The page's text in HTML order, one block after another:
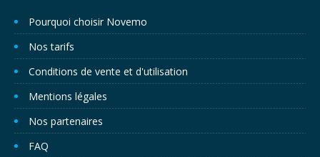
Pourquoi choisir Novemo
Nos tarifs
Conditions de vente et d'utilisation
Mentions légales
Nos partenaires
FAQ